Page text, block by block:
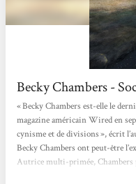
Becky Chambers -
« Becky Chambers est-elle le
magazine américain Wired en
cynisme et de divisions », écrit
Becky Chambers ont peut-être
Autrice multi-primée, Chambers